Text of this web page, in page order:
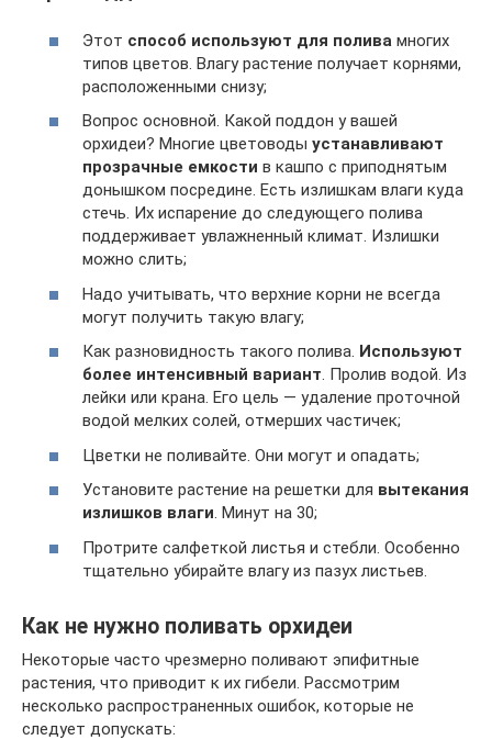
Этот способ используют для полива многих
типов цветов. Влагу растение получает корнями,
расположенными снизу;
Вопрос основной. Какой поддон у вашей
орхидеи? Многие цветоводы устанавливают
прозрачные емкости в кашпо с приподнятым
донышком посредине. Есть излишкам влаги куда
стечь. Их испарение до следующего полива
поддерживает увлажненный климат. Излишки
можно слить;
Надо учитывать, что верхние корни не всегда
могут получить такую влагу;
Как разновидность такого полива. Используют
более интенсивный вариант. Пролив водой. Из
лейки или крана. Его цель — удаление проточной
водой мелких солей, отмерших частичек;
Цветки не поливайте. Они могут и опадать;
Установите растение на решетки для вытекания
излишков влаги. Минут на 30;
Протрите салфеткой листья и стебли. Особенно
тщательно убирайте влагу из пазух листьев.
Как не нужно поливать орхидеи
Некоторые часто чрезмерно поливают эпифитные
растения, что приводит к их гибели. Рассмотрим
несколько распространенных ошибок, которые не
следует допускать: